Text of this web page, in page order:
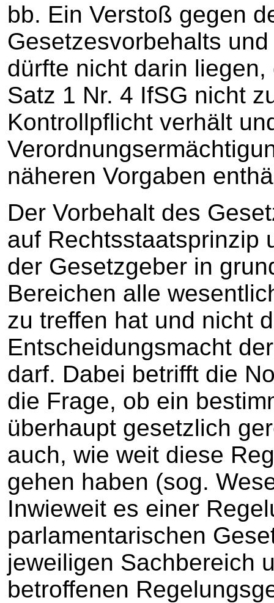
bb. Ein Verstoß gegen
Gesetzesvorbehalts
dürfte nicht darin
Satz 1 Nr. 4 IfSG nicht
Kontrollpflicht verhält
näheren Vorgaben
Der Vorbehalt des
auf Rechtsstaatsprinzip
der Gesetzgeber in
Bereichen alle
zu treffen hat und nicht
Entscheidungsmacht
darf. Dabei betrifft die
die Frage, ob ein
überhaupt gesetzlich
auch, wie weit diese
gehen haben (sog.
Inwieweit es einer
parlamentarischen
jeweiligen Sachbereich
betroffenen